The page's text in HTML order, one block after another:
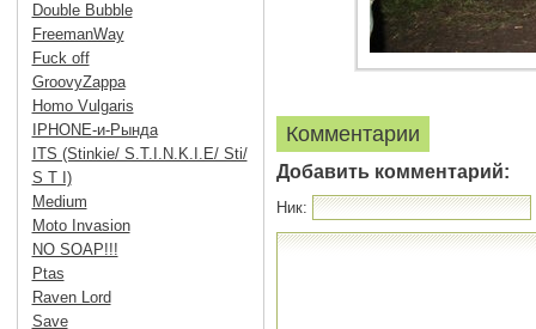
Комментарии
Добавить комментарий:
Ник:
Double Bubble
FreemanWay
Fuck off
GroovyZappa
Homo Vulgaris
IPHONE-и-Рында
ITS (Stinkie/ S.T.I.N.K.I.E/ Sti/
S T I)
Medium
Moto Invasion
NO SOAP!!!
Ptas
Raven Lord
Save